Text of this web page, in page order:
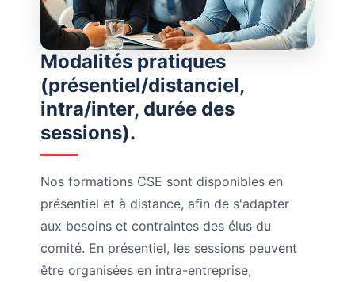
Modalités pratiques
(présentiel/distanciel,
intra/inter, durée des
sessions).
Nos formations CSE sont disponibles en
présentiel et à distance, afin de s'adapter
aux besoins et contraintes des élus du
comité. En présentiel, les sessions peuvent
être organisées en intra-entreprise,